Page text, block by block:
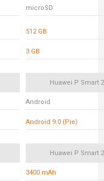
microSD
512 GB
3 GB
Huawei P Smart
Android
Android 9.0 (Pie)
Huawei P Smart
3400 mAh